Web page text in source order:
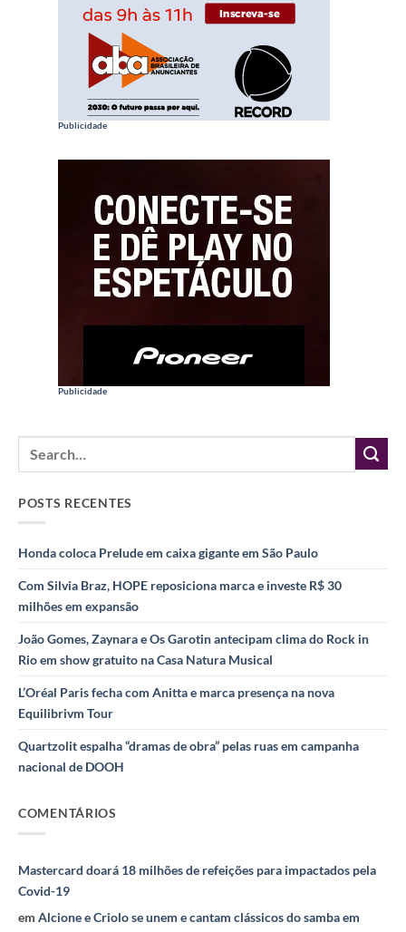
Publicidade
Publicidade
POSTS RECENTES
Honda coloca Prelude em caixa gigante em São Paulo
Com Silvia Braz, HOPE reposiciona marca e investe R$ 30
milhões em expansão
João Gomes, Zaynara e Os Garotin antecipam clima do Rock in
Rio em show gratuito na Casa Natura Musical
L’Oréal Paris fecha com Anitta e marca presença na nova
Equilibrivm Tour
Quartzolit espalha “dramas de obra” pelas ruas em campanha
nacional de DOOH
COMENTÁRIOS
Mastercard doará 18 milhões de refeições para impactados pela
Covid-19
em Alcione e Criolo se unem e cantam clássicos do samba em